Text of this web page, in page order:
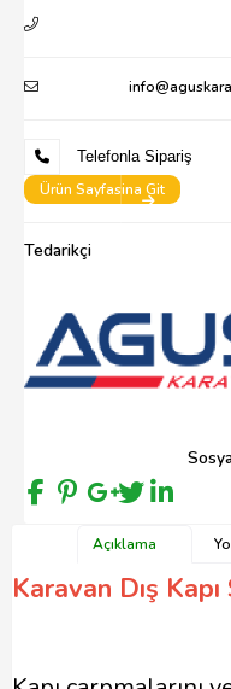
Telefonla Sipariş
Ürün Sayfasina Git
Tedarikçi
Açıklama
Karavan Dış